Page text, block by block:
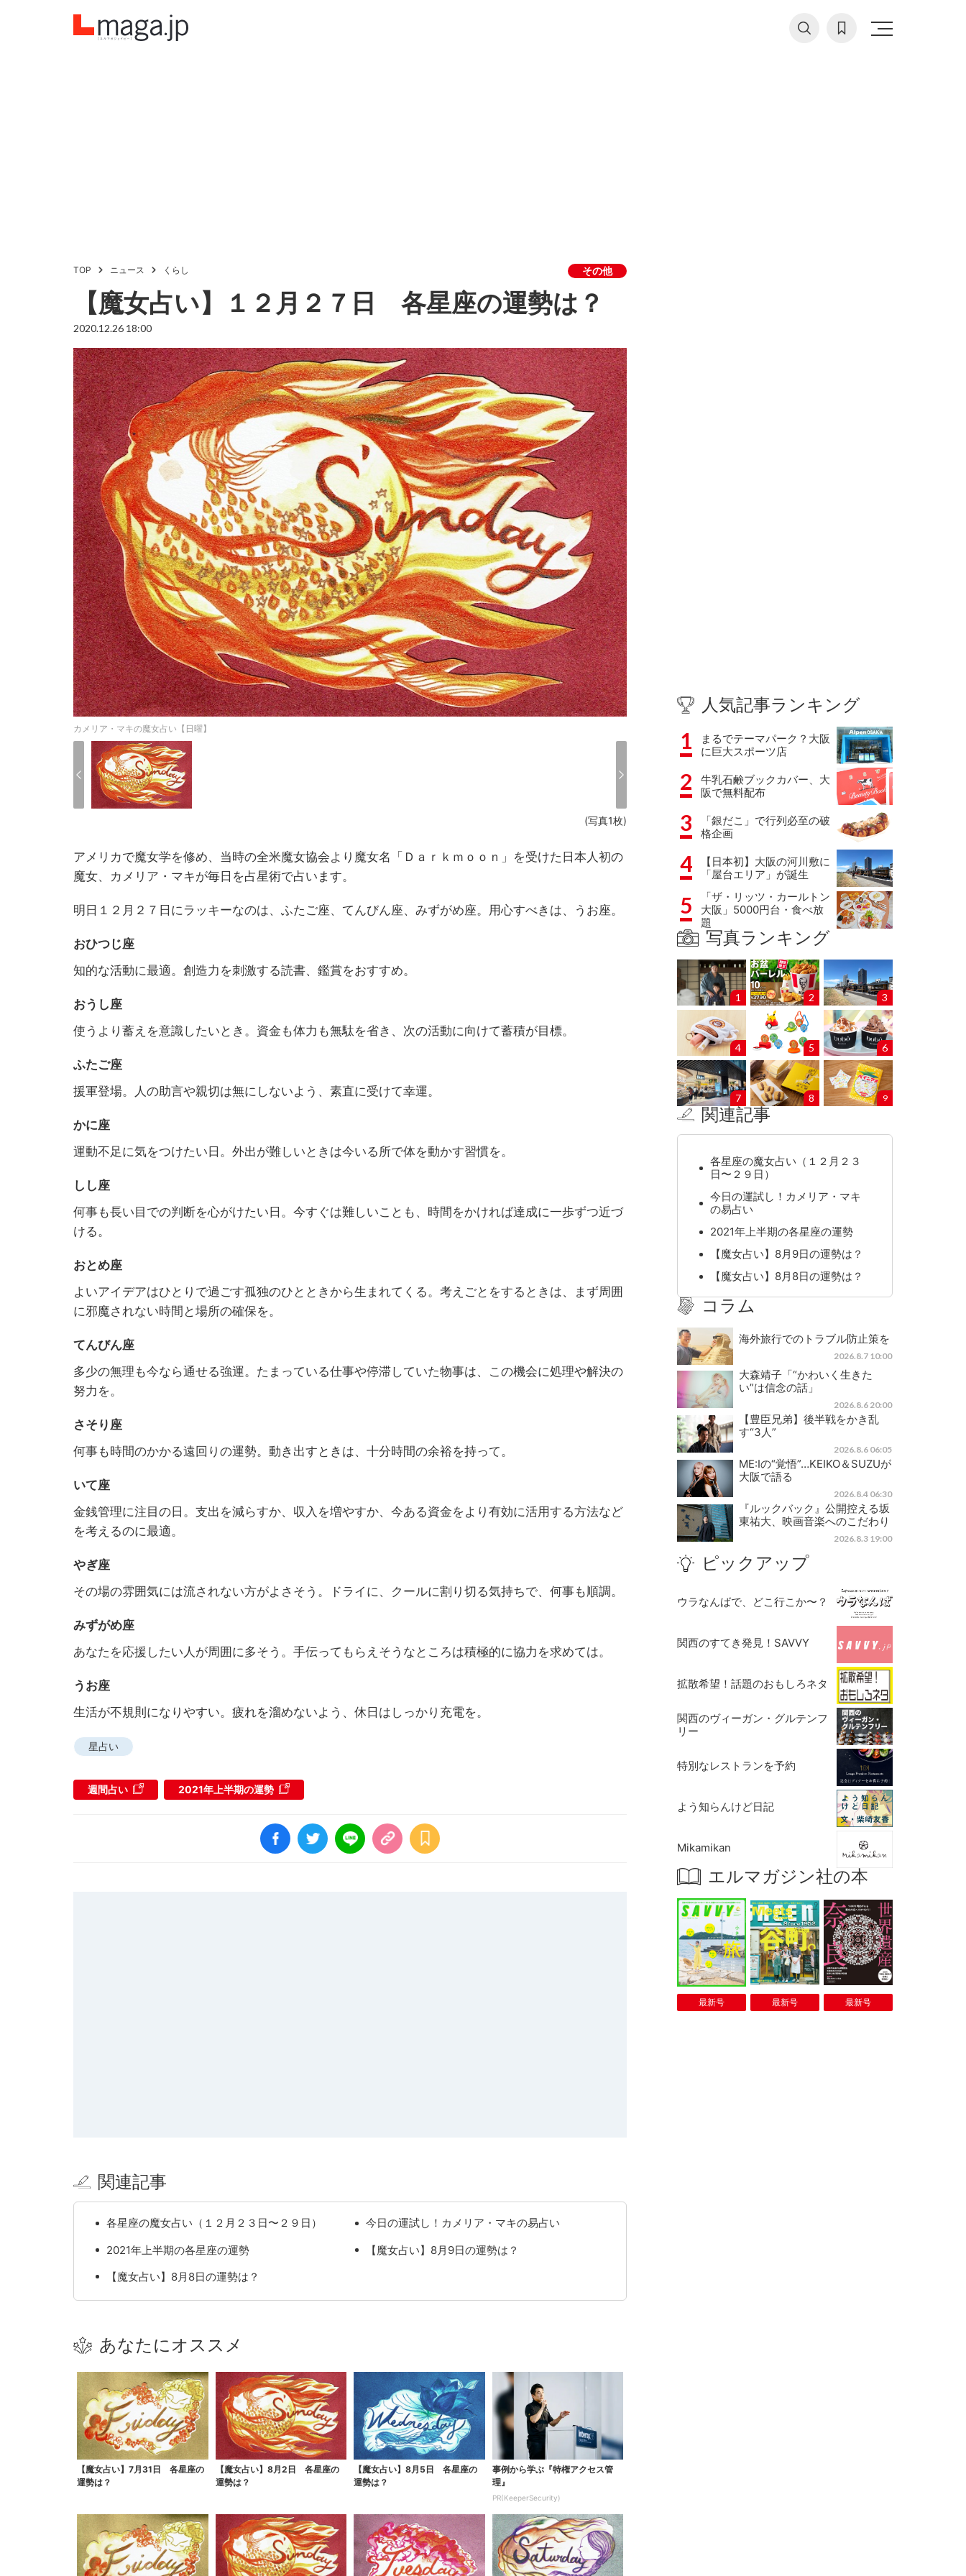
TOP ニュース くらし その他
【魔女占い】１２月２７日 各星座の運勢は？
2020.12.26 18:00
カメリア・マキの魔女占い【日曜】
(写真1枚)
アメリカで魔女学を修め、当時の全米魔女協会より魔女名「Ｄａｒｋｍｏｏｎ」を受けた日本人初の
魔女、カメリア・マキが毎日を占星術で占います。
明日１２月２７日にラッキーなのは、ふたご座、てんびん座、みずがめ座。用心すべきは、うお座。
おひつじ座
知的な活動に最適。創造力を刺激する読書、鑑賞をおすすめ。
おうし座
使うより蓄えを意識したいとき。資金も体力も無駄を省き、次の活動に向けて蓄積が目標。
ふたご座
援軍登場。人の助言や親切は無にしないよう、素直に受けて幸運。
かに座
運動不足に気をつけたい日。外出が難しいときは今いる所で体を動かす習慣を。
しし座
何事も長い目での判断を心がけたい日。今すぐは難しいことも、時間をかければ達成に一歩ずつ近づ
ける。
おとめ座
よいアイデアはひとりで過ごす孤独のひとときから生まれてくる。考えごとをするときは、まず周囲
に邪魔されない時間と場所の確保を。
てんびん座
多少の無理も今なら通せる強運。たまっている仕事や停滞していた物事は、この機会に処理や解決の
努力を。
さそり座
何事も時間のかかる遠回りの運勢。動き出すときは、十分時間の余裕を持って。
いて座
金銭管理に注目の日。支出を減らすか、収入を増やすか、今ある資金をより有効に活用する方法など
を考えるのに最適。
やぎ座
その場の雰囲気には流されない方がよさそう。ドライに、クールに割り切る気持ちで、何事も順調。
みずがめ座
あなたを応援したい人が周囲に多そう。手伝ってもらえそうなところは積極的に協力を求めては。
うお座
生活が不規則になりやすい。疲れを溜めないよう、休日はしっかり充電を。
星占い
週間占い 2021年上半期の運勢
関連記事
各星座の魔女占い（１２月２３日〜２９日）
今日の運試し！カメリア・マキの易占い
2021年上半期の各星座の運勢
【魔女占い】8月9日の運勢は？
【魔女占い】8月8日の運勢は？
あなたにオススメ
【魔女占い】7月31日 各星座の
運勢は？
【魔女占い】8月2日 各星座の
運勢は？
【魔女占い】8月5日 各星座の
運勢は？
事例から学ぶ『特権アクセス管
理』
PR(KeeperSecurity)
人気記事ランキング
1
まるでテーマパーク？大阪
に巨大スポーツ店
2
牛乳石鹸ブックカバー、大
阪で無料配布
3
「銀だこ」で行列必至の破
格企画
4
【日本初】大阪の河川敷に
「屋台エリア」が誕生
5
「ザ・リッツ・カールトン
大阪」5000円台・食べ放
題
写真ランキング
1 2 3
4 5 6
7 8 9
関連記事
各星座の魔女占い（１２月２３
日〜２９日）
今日の運試し！カメリア・マキ
の易占い
2021年上半期の各星座の運勢
【魔女占い】8月9日の運勢は？
【魔女占い】8月8日の運勢は？
コラム
海外旅行でのトラブル防止策を
2026.8.7 10:00
大森靖子「“かわいく生きた
い”は信念の話」
2026.8.6 20:00
【豊臣兄弟】後半戦をかき乱
す“3人”
2026.8.6 06:05
ME:Iの“覚悟”…KEIKO＆SUZUが
大阪で語る
2026.8.4 06:30
『ルックバック』公開控える坂
東祐大、映画音楽へのこだわり
2026.8.3 19:00
ピックアップ
ウラなんばで、どこ行こか〜？
関西のすてき発見！SAVVY
拡散希望！話題のおもしろネタ
関西のヴィーガン・グルテンフ
リー
特別なレストランを予約
よう知らんけど日記
Mikamikan
エルマガジン社の本
最新号 最新号 最新号